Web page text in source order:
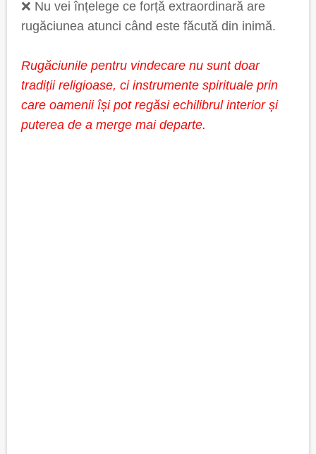
❌ Nu vei înțelege ce forță extraordinară are
rugăciunea atunci când este făcută din inimă.
Rugăciunile pentru vindecare nu sunt doar
tradiții religioase, ci instrumente spirituale prin
care oamenii își pot regăsi echilibrul interior și
puterea de a merge mai departe.